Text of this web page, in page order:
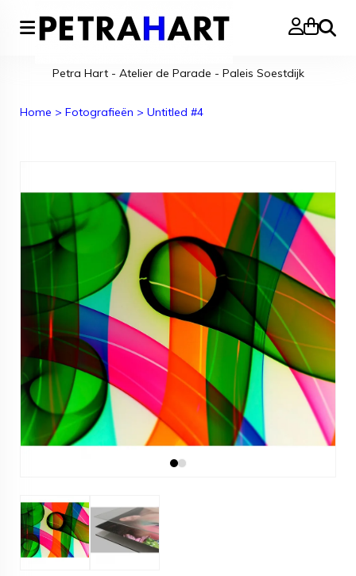
Zoeken
Petra Hart - Atelier de Parade - Paleis Soestdijk
Home > Fotografieën > Untitled #4